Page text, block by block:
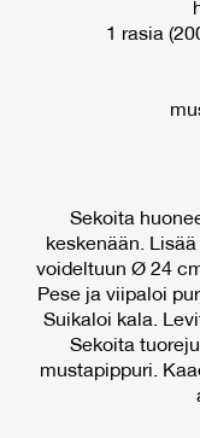
1 rasia
Sekoita
keskenään.
voideltuun Ø 24
Pese ja viipaloi
Suikaloi kala.
Sekoita
mustapippuri.